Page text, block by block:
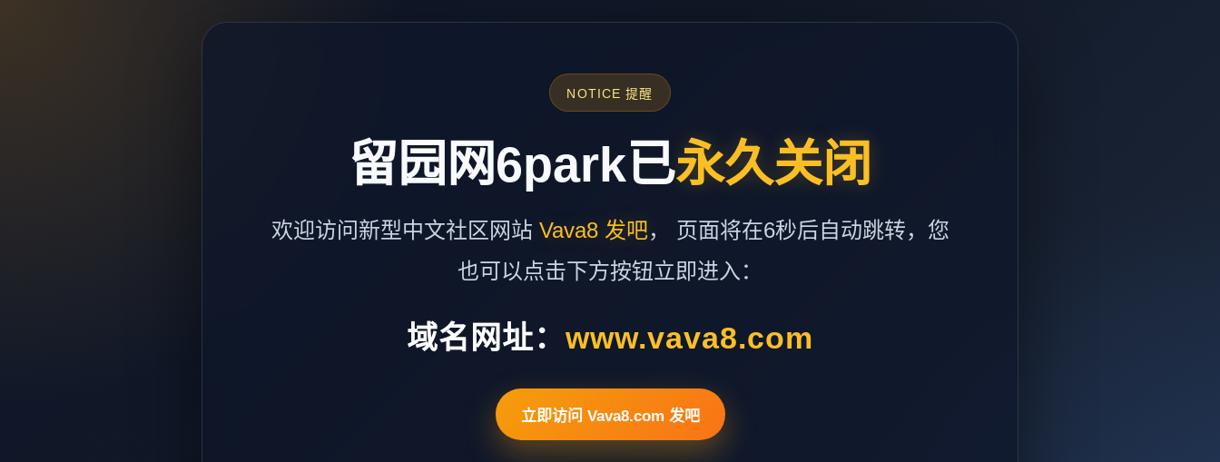
NOTICE 提醒
留园网6park已永久关闭
欢迎访问新型中文社区网站 Vava8 发吧， 页面将在6秒后自动跳转，您
也可以点击下方按钮立即进入：
域名网址： www.vava8.com
立即访问 Vava8.com 发吧